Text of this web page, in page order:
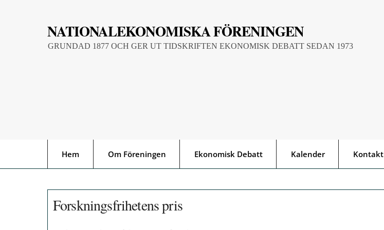
NATIONALEKONOMISKA FÖRENINGEN
GRUNDAD 1877 OCH GER UT TIDSKRIFTEN EKONOMISK DEBATT SEDAN 1973
Hem Om Föreningen Ekonomisk Debatt Kalender Kontakt
Forskningsfrihetens pris